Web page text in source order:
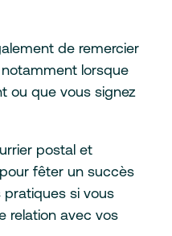
de remercier
lorsque
ou que vous signez
postal et
fêter un succès
si vous
relation avec vos